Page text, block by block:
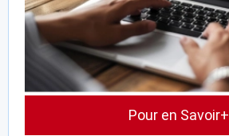
Pour en Savoir+